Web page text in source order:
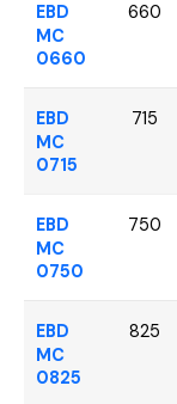
EBD
MC
0660
660
EBD
MC
0715
715
EBD
MC
0750
750
EBD
MC
0825
825